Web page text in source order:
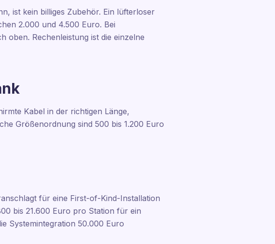
ist kein billiges Zubehör. Ein lüfterloser
2.000 und 4.500 Euro. Bei
oben. Rechenleistung ist die einzelne
Kabel in der richtigen Länge,
Größenordnung sind 500 bis 1.200 Euro
für eine First-of-Kind-Installation
bis 21.600 Euro pro Station für ein
Systemintegration 50.000 Euro